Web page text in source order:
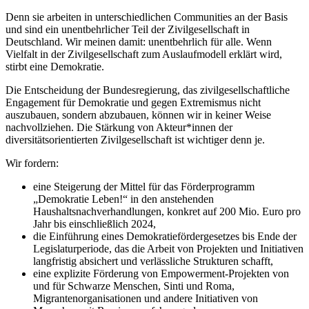
Denn sie arbeiten in unterschiedlichen Communities an der Basis
und sind ein unentbehrlicher Teil der Zivilgesellschaft in
Deutschland. Wir meinen damit: unentbehrlich für alle. Wenn
Vielfalt in der Zivilgesellschaft zum Auslaufmodell erklärt wird,
stirbt eine Demokratie.
Die Entscheidung der Bundesregierung, das zivilgesellschaftliche
Engagement für Demokratie und gegen Extremismus nicht
auszubauen, sondern abzubauen, können wir in keiner Weise
nachvollziehen. Die Stärkung von Akteur*innen der
diversitätsorientierten Zivilgesellschaft ist wichtiger denn je.
Wir fordern:
eine Steigerung der Mittel für das Förderprogramm
„Demokratie Leben!“ in den anstehenden
Haushaltsnachverhandlungen, konkret auf 200 Mio. Euro pro
Jahr bis einschließlich 2024,
die Einführung eines Demokratiefördergesetzes bis Ende der
Legislaturperiode, das die Arbeit von Projekten und Initiativen
langfristig absichert und verlässliche Strukturen schafft,
eine explizite Förderung von Empowerment-Projekten von
und für Schwarze Menschen, Sinti und Roma,
Migrantenorganisationen und andere Initiativen von